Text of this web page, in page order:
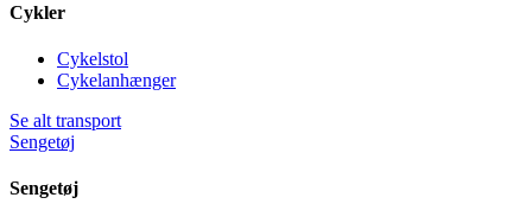
Cykler
Cykelstol
Cykelanhænger
Se alt transport
Sengetøj
Sengetøj